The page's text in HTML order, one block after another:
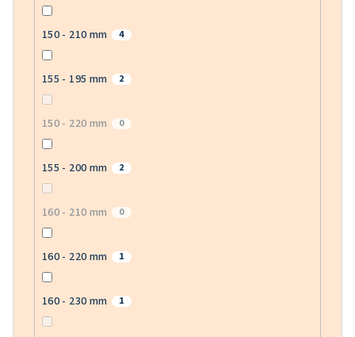
150 - 210 mm 4
155 - 195 mm 2
150 - 220 mm 0
155 - 200 mm 2
160 - 210 mm 0
160 - 220 mm 1
160 - 230 mm 1